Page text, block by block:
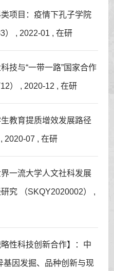
项目：疫情下孔子学院
） , 2022-01 , 在研
技与“一带一路”国家合作
） , 2020-12 , 在研
教育提质增效发展路径
2020-07 , 在研
一流大学人文社科发展
究 （SKQY2020002） ,
性科技创新合作】：中
基因发掘、品种创新与现